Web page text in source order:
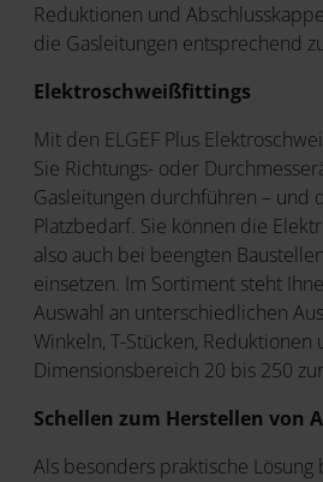
Reduktionen und
die Gasleitungen entsprechend
Elektroschweißfittings
Mit den ELGEF Plus
Sie Richtungs- oder
Gasleitungen durchführen – und
Platzbedarf. Sie können die
also auch bei beengten
einsetzen. Im Sortiment steht
Auswahl an unterschiedlichen
Winkeln, T-Stücken,
Dimensionsbereich 20 bis 250
Schellen zum Herstellen von
Als besonders praktische